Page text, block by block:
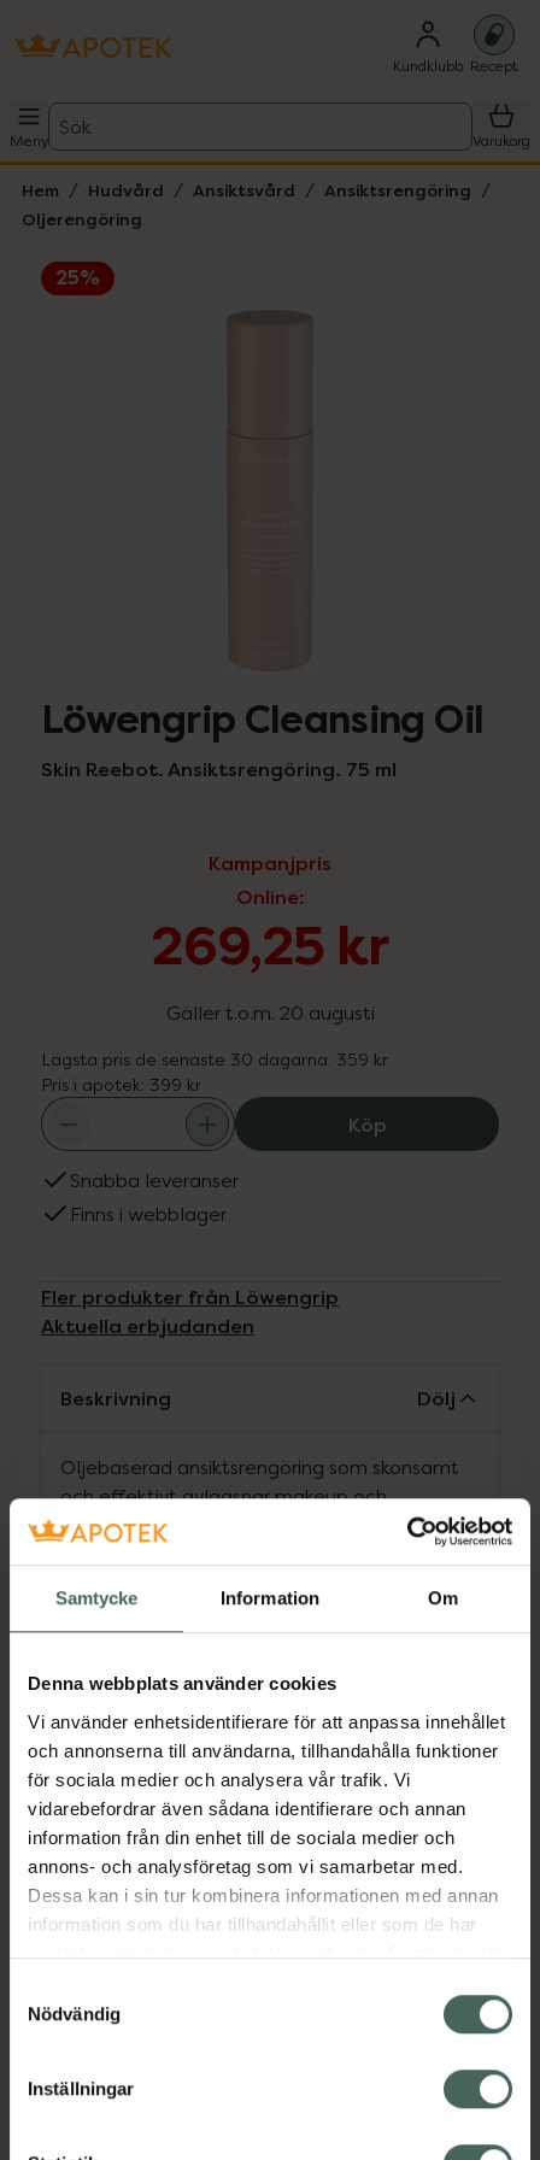
Samtycke Information Om
Denna webbplats använder cookies
Vi använder enhetsidentifierare för att anpassa innehållet
och annonserna till användarna, tillhandahålla funktioner
för sociala medier och analysera vår trafik. Vi
vidarebefordrar även sådana identifierare och annan
information från din enhet till de sociala medier och
annons- och analysföretag som vi samarbetar med.
Dessa kan i sin tur kombinera informationen med annan
information som du har tillhandahållit eller som de har
samlat in när du har använt deras tjänster. Samtycke till
återkalla ditt samtycke via webbplatsens
cookieinställningar. Ett återkallat samtycke påverkar inte
lagligheten av behandling som skett innan återkallelsen.
Nödvändig
Inställningar
Kundklubb Recept
Meny
Sök
Varukorg
Hem Hudvård Ansiktsvård
Ansiktsrengöring
Oljerengöring
25%
Löwengrip Cleansing Oil
Skin Reebot. Ansiktsrengöring. 75 ml
Kampanjpris
Online:
269,25 kr
Gäller t.o.m. 20 augusti
Lägsta pris de senaste 30 dagarna: 359 kr
Pris i apotek: 399 kr
KöpLöwengrip
Snabba leveranser
Finns i webblager
Fler produkter från Löwengrip
Aktuella erbjudanden
Beskrivning Dölj
Oljebaserad ansiktsrengöring som skonsamt
och effektivt avlägsnar makeup och
orenheter. Vid kontakt med vatten förvandlas
oljan till en mjölkaktig emulsion som skonsamt
mjuk och återfuktad känsla. Formulerad med
ananas-enzym som lätt exfolierar de yttre
celler. Ökar fuktnivån, elasticiteten och
främjar en hälsosammare och klarare hy.
Innehåller E-vitamin som skyddar mot fria
radikaler orsakade av föroreningar samt
mjukgör och stärker hudens fuktbarriär
Jämförpris
5320 kr
EAN:07350073863143
Kategorier:
Hudvård
Omdömen Visa